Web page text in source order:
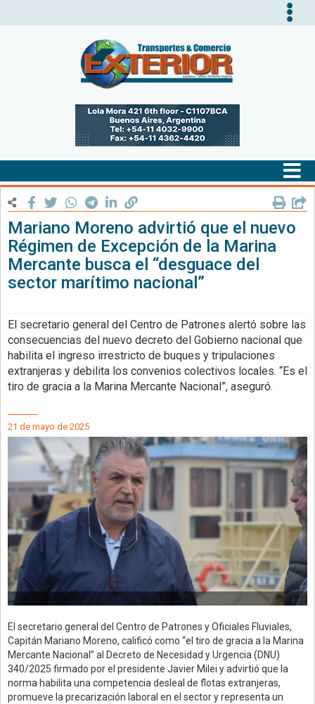
Mariano Moreno advirtió que el nuevo
Régimen de Excepción de la Marina
Mercante busca el “desguace del
sector marítimo nacional”
El secretario general del Centro de Patrones alertó sobre las
consecuencias del nuevo decreto del Gobierno nacional que
habilita el ingreso irrestricto de buques y tripulaciones
extranjeras y debilita los convenios colectivos locales. “Es el
tiro de gracia a la Marina Mercante Nacional”, aseguró.
21 de mayo de 2025
El secretario general del Centro de Patrones y Oficiales Fluviales,
Capitán Mariano Moreno, calificó como “el tiro de gracia a la Marina
Mercante Nacional” al Decreto de Necesidad y Urgencia (DNU)
340/2025 firmado por el presidente Javier Milei y advirtió que la
norma habilita una competencia desleal de flotas extranjeras,
promueve la precarización laboral en el sector y representa un